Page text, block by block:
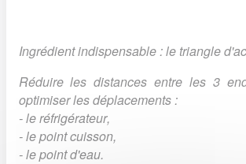
Ingrédient indispensable : le triangle
Réduire les distances entre les 3
optimiser les déplacements :
- le réfrigérateur,
- le point cuisson,
- le point d'eau.